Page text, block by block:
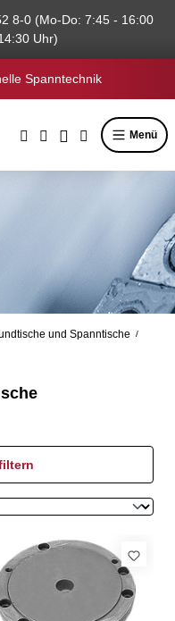
8-0 (Mo-Do: 7:45 - 16:00
Uhr)
Spanntechnik
Menü
und Spanntische /